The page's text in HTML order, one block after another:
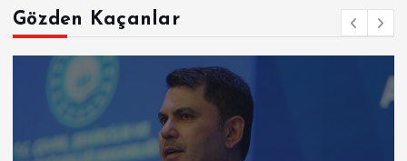
Gözden Kaçanlar